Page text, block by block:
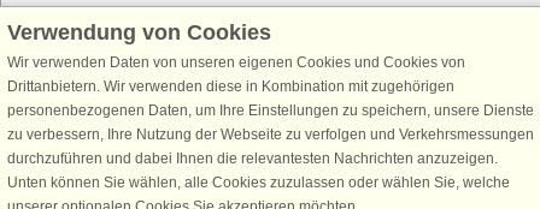
Schließen Sie sich 100.000 Ferienhaus-Fans an
Erhalten Sie einenWillkommensgutschein von 25 € für Ihren nächsten
Ferienhausurlaub - melden Sie sich einfach für den DanCenter Newsletter
an. Verpassen Sie nie wieder exklusive Angebote, Gewinnspiele und
Urlaubstipps!
Verwendung von Cookies
Wir verwenden Daten von unseren eigenen Cookies und Cookies von
Drittanbietern. Wir verwenden diese in Kombination mit zugehörigen
personenbezogenen Daten, um Ihre Einstellungen zu speichern, unsere Dienste
zu verbessern, Ihre Nutzung der Webseite zu verfolgen und Verkehrsmessungen
durchzuführen und dabei Ihnen die relevantesten Nachrichten anzuzeigen.
Unten können Sie wählen, alle Cookies zuzulassen oder wählen Sie, welche